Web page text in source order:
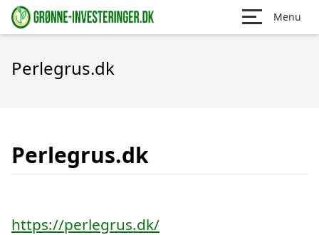
Menu
Perlegrus.dk
Perlegrus.dk
https://perlegrus.dk/